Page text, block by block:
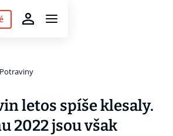
Potraviny
letos spíše klesaly.
2022 jsou však